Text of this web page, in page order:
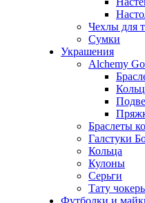
Чехлы для
Сумки
Украшения
Alchemy
Браслеты
Галстуки
Кольца
Кулоны
Серьги
Тату
Футболки и